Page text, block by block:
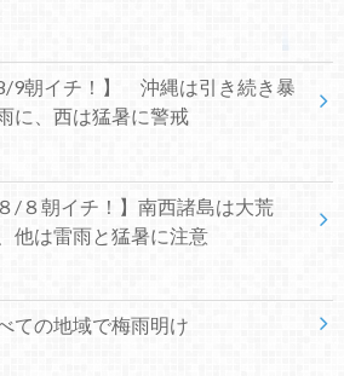
8/9朝イチ！】 沖縄は引き続き暴
に、西は猛暑に警戒
８/８朝イチ！】南西諸島は大荒
他は雷雨と猛暑に注意
ての地域で梅雨明け